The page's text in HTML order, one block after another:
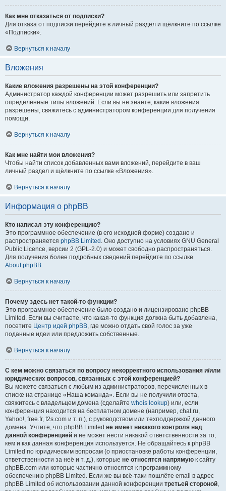
Как мне отказаться от подписки?
Для отказа от подписки перейдите в личный раздел и щёлкните по ссылке
«Подписки».
Вернуться к началу
Вложения
Какие вложения разрешены на этой конференции?
Администратор каждой конференции может разрешить или запретить
определённые типы вложений. Если вы не знаете, какие вложения
разрешены, свяжитесь с администратором конференции для получения
помощи.
Вернуться к началу
Как мне найти мои вложения?
Чтобы найти список добавленных вами вложений, перейдите в ваш
личный раздел и щёлкните по ссылке «Вложения».
Вернуться к началу
Информация о phpBB
Кто написал эту конференцию?
Это программное обеспечение (в его исходной форме) создано и
распространяется phpBB Limited . Оно доступно на условиях GNU General
Public Licence, версии 2 (GPL-2.0) и может свободно распространяться.
Для получения более подробных сведений перейдите по ссылке
About phpBB
Вернуться к началу
Почему здесь нет такой-то функции?
Это программное обеспечение было создано и лицензировано phpBB
Limited. Если вы считаете, что какая-то функция должна быть добавлена,
посетите Центр идей phpBB , где можно отдать свой голос за уже
поданные идеи или предложить собственные.
Вернуться к началу
С кем можно связаться по вопросу некорректного использования и/или
юридических вопросов, связанных с этой конференцией?
Вы можете связаться с любым из администраторов, перечисленных в
списке на странице «Наша команда». Если вы не получили ответа,
свяжитесь с владельцем домена (сделайте whois lookup) или, если
конференция находится на бесплатном домене (например, chat.ru,
Yahoo!, free.fr, f2s.com и т. п.), с руководством или техподдержкой данного
домена. Учтите, что phpBB Limited не имеет никакого контроля над
данной конференцией и не может нести никакой ответственности за то,
кем и как данная конференция используется. Не обращайтесь к phpBB
Limited по юридическим вопросам (о приостановке работы конференции,
ответственности за неё и т. д.), которые не относятся напрямую к сайту
phpBB.com или которые частично относятся к программному
обеспечению phpBB Limited. Если же вы всё-таки пошлёте email в адрес
phpBB Limited об использовании данной конференции третьей стороной